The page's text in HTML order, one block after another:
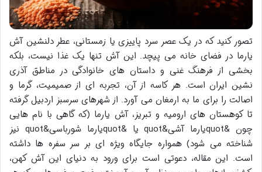
تصور کنید که در یک عصر سرد پاییزی یا زمستانی، عطر دلنشین آش
یارما در فضای خانه می پیچد. این آش تنها یک غذا نیست، بلکه
بخشی از فرهنگ غنی و داستان های خانوادگی در مناطق آذری
نشین ایران است. هر کاسه از آن، تجربه ای از صمیمیت، گرما و
اصالت را برای ما به ارمغان می آورد. از شهرهای سرسبز اردبیل گرفته
تا کوهستان های ارومیه و تبریز، آش یارما (که گاهی با نام هایی
چون &quotیارما آشی&quot یا &quotیارما شورباسی&quot نیز
شناخته می شود) همواره جایگاه ویژه ای بر سر سفره ها داشته
است. این مقاله، دعوتی است برای ورود به دنیای این آش کهن،